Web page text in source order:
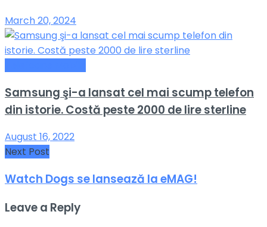
March 20, 2024
Samsung şi-a lansat cel mai scump telefon
din istorie. Costă peste 2000 de lire sterline
August 16, 2022
Next Post
Watch Dogs se lansează la eMAG!
Leave a Reply